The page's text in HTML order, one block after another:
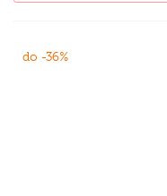
do -36%